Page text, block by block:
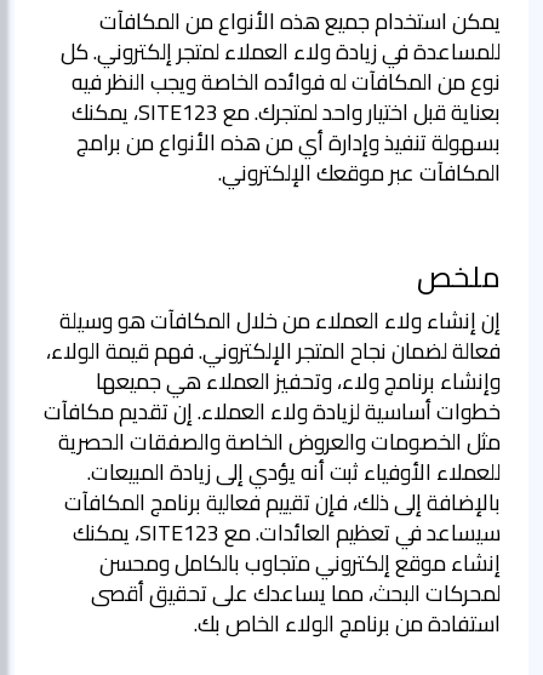
يمكن استخدام جميع هذه الأنواع من المكافآت
للمساعدة في زيادة ولاء العملاء لمتجر إلكتروني. كل
نوع من المكافآت له فوائده الخاصة ويجب النظر فيه
بعناية قبل اختيار واحد لمتجرك. مع SITE123، يمكنك
بسهولة تنفيذ وإدارة أي من هذه الأنواع من برامج
المكافآت عبر موقعك الإلكتروني.
ملخص
إن إنشاء ولاء العملاء من خلال المكافآت هو وسيلة
فعالة لضمان نجاح المتجر الإلكتروني. فهم قيمة الولاء،
وإنشاء برنامج ولاء، وتحفيز العملاء هي جميعها
خطوات أساسية لزيادة ولاء العملاء. إن تقديم مكافآت
مثل الخصومات والعروض الخاصة والصفقات الحصرية
للعملاء الأوفياء ثبت أنه يؤدي إلى زيادة المبيعات.
بالإضافة إلى ذلك، فإن تقييم فعالية برنامج المكافآت
سيساعد في تعظيم العائدات. مع SITE123، يمكنك
إنشاء موقع إلكتروني متجاوب بالكامل ومحسن
لمحركات البحث، مما يساعدك على تحقيق أقصى
استفادة من برنامج الولاء الخاص بك.